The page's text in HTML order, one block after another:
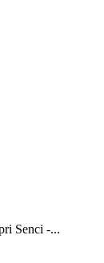
Senci -...